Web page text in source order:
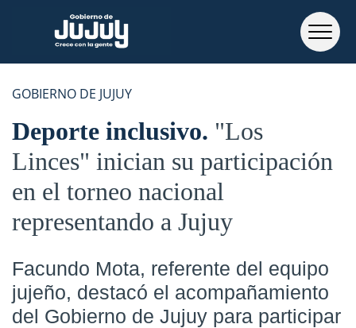
GOBIERNO DE JUJUY
Deporte inclusivo "Los
Linces" inician su participación
en el torneo nacional
representando a Jujuy
Facundo Mota, referente del equipo
jujeño, destacó el acompañamiento
del Gobierno de Jujuy para participar